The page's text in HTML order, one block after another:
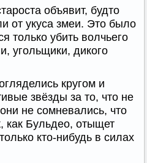
объявит, будто
от укуса змеи. Это было
только убить волчьего
угольщики, дикого
кругом и
звёзды за то, что не
не сомневались, что
как Бульдео, отыщет
кто-нибудь в силах